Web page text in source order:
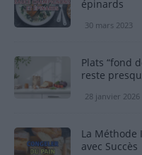
épinards
30 mars 2023
Plats “fond
reste
28 janvier 2026
La Méthode
avec Succès